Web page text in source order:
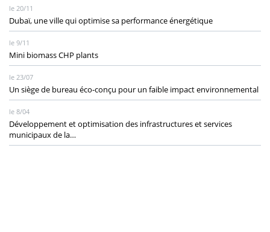
le 20/11
Dubaï, une ville qui optimise sa performance énergétique
le 9/11
Mini biomass CHP plants
le 23/07
Un siège de bureau éco-conçu pour un faible impact environnemental
le 8/04
Développement et optimisation des infrastructures et services
municipaux de la…